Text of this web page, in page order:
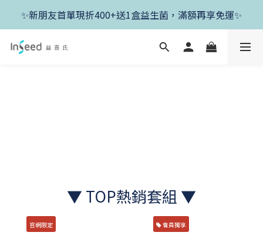
✨新朋友首單現折400+送1盒益生菌，滿額再享免運✨
✨新朋友首單現折400+送1盒益生菌，滿額再享免運✨
✨父親節開跑！好菌任搭8折，滿額加送1盒好菌✨
▼ TOP熱銷套組 ▼
官網限定 會員獨享